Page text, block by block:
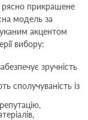
рясно прикрашене
модель за
акцентом
вибору:
зручність
сполучуваність із